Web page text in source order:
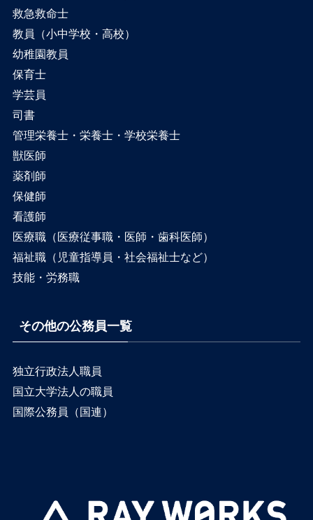
救急救命士
教員（小中学校・高校）
幼稚園教員
保育士
学芸員
司書
管理栄養士・栄養士・学校栄養士
獣医師
薬剤師
保健師
看護師
医療職（医療従事職・医師・歯科医師）
福祉職（児童指導員・社会福祉士など）
技能・労務職
その他の公務員一覧
独立行政法人職員
国立大学法人の職員
国際公務員（国連）